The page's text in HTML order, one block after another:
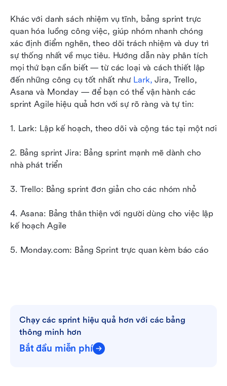
Khác với danh sách nhiệm vụ tĩnh, bảng sprint trực
quan hóa luồng công việc, giúp nhóm nhanh chóng
xác định điểm nghẽn, theo dõi trách nhiệm và duy trì
sự thống nhất về mục tiêu. Hướng dẫn này phân tích
mọi thứ bạn cần biết — từ các loại và cách thiết lập
đến những công cụ tốt nhất như Lark, Jira, Trello,
Asana và Monday — để bạn có thể vận hành các
sprint Agile hiệu quả hơn với sự rõ ràng và tự tin:
1. Lark: Lập kế hoạch, theo dõi và cộng tác tại một nơi
2. Bảng sprint Jira: Bảng sprint mạnh mẽ dành cho
nhà phát triển
3. Trello: Bảng sprint đơn giản cho các nhóm nhỏ
4. Asana: Bảng thân thiện với người dùng cho việc lập
kế hoạch Agile
5. Monday.com: Bảng Sprint trực quan kèm báo cáo
Chạy các sprint hiệu quả hơn với các bảng
thông minh hơn
Bắt đầu miễn phí
Câu hỏi thường gặp
Đọc liên quan